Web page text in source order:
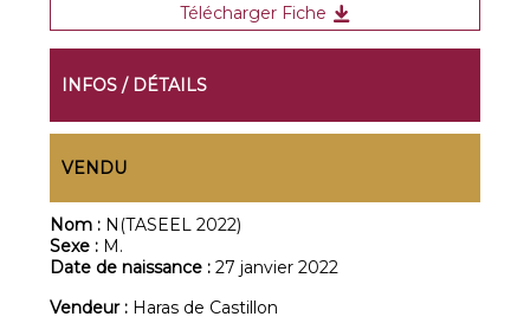
Télécharger Fiche
INFOS / DÉTAILS
VENDU
Nom : N(TASEEL 2022)
Sexe : M.
Date de naissance :27 janvier 2022
Vendeur : Haras de Castillon